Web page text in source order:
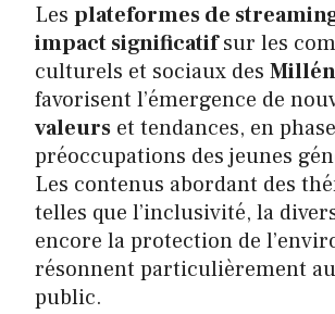
Les plateformes de
impact significatifsur les
culturels et sociaux des
favorisent l’émergence de
valeurs et tendances, en
préoccupations des jeunes
Les contenus abordant des
telles que l’inclusivité, la
encore la protection de
résonnent particulièrement
public.